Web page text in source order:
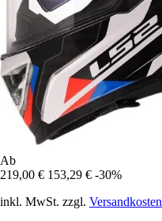
Ab
219,00 € 153,29 € -30%
inkl. MwSt. zzgl. Versandkosten